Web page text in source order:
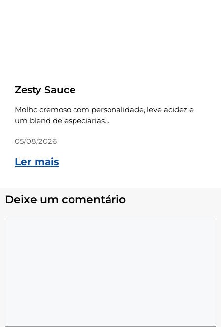
Zesty Sauce
Molho cremoso com personalidade, leve acidez e
um blend de especiarias...
05/08/2026
Ler mais
Deixe um comentário